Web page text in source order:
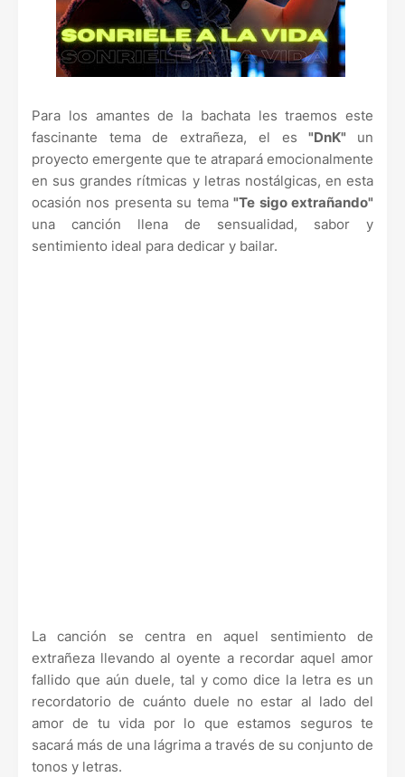
Para los amantes de la bachata les traemos este
fascinante tema de extrañeza, el es"DnK" un
proyecto emergente que te atrapará emocionalmente
en sus grandes rítmicas y letras nostálgicas, en esta
ocasión nos presenta su tema"Te sigo extrañando"
una canción llena de sensualidad, sabor y
sentimiento ideal para dedicar y bailar.
La canción se centra en aquel sentimiento de
extrañeza llevando al oyente a recordar aquel amor
fallido que aún duele, tal y como dice la letra es un
recordatorio de cuánto duele no estar al lado del
amor de tu vida por lo que estamos seguros te
sacará más de una lágrima a través de su conjunto de
tonos y letras.